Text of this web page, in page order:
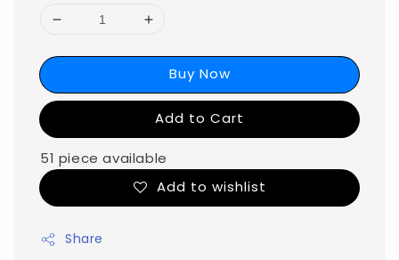
Buy Now
Add to Cart
51 piece available
Add to wishlist
Share